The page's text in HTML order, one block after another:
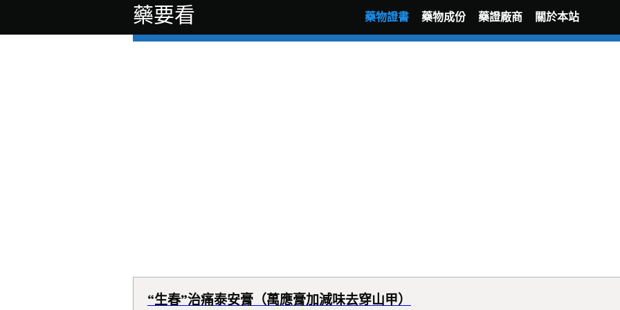
藥要看 藥物證書 藥物成份 藥證廠商 關於本站
“生春”治痛泰安膏（萬應膏加減味去穿山甲）